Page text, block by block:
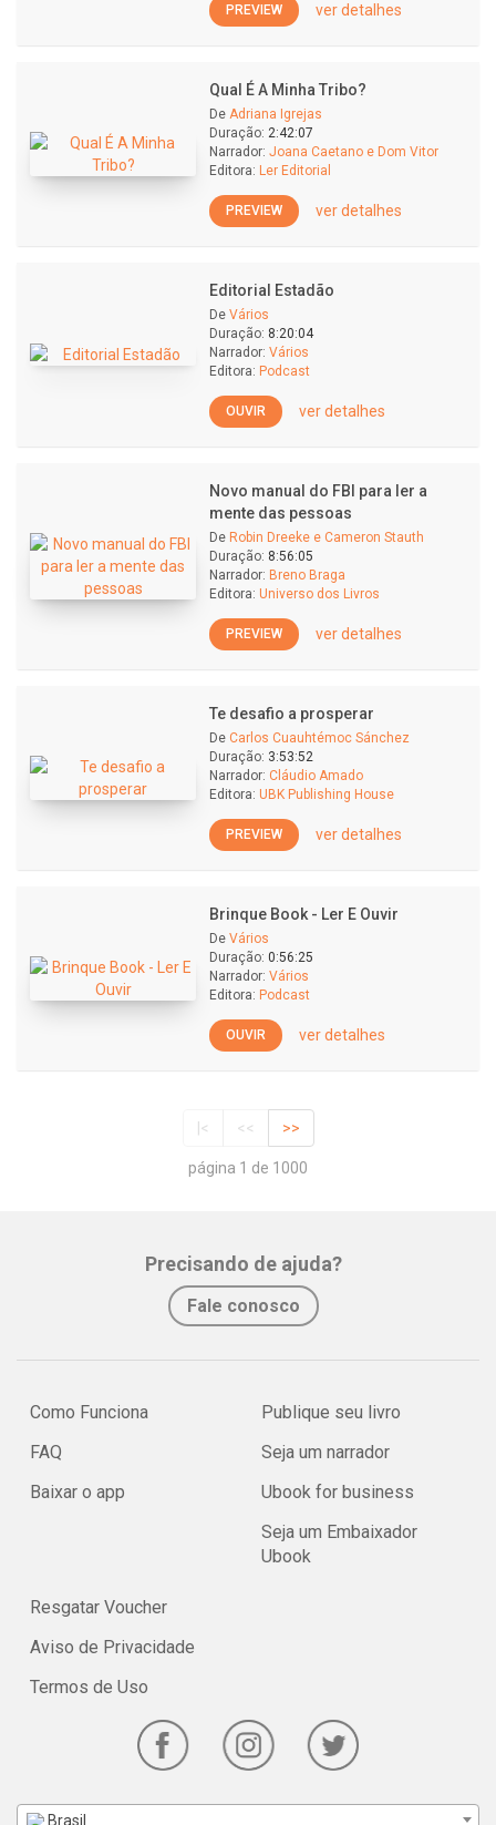
PREVIEW ver detalhes
Qual É A Minha Tribo?
De Adriana Igrejas
Duração: 2:42:07
Narrador: Joana Caetano e Dom Vitor
Editora: Ler Editorial
PREVIEW ver detalhes
Editorial Estadão
De Vários
Duração: 8:20:04
Narrador: Vários
Editora: Podcast
OUVIR ver detalhes
Novo manual do FBI para ler a
mente das pessoas
De Robin Dreeke e Cameron Stauth
Duração: 8:56:05
Narrador: Breno Braga
Editora: Universo dos Livros
PREVIEW ver detalhes
Te desafio a prosperar
De Carlos Cuauhtémoc Sánchez
Duração: 3:53:52
Narrador: Cláudio Amado
Editora: UBK Publishing House
PREVIEW ver detalhes
Brinque Book - Ler E Ouvir
De Vários
Duração: 0:56:25
Narrador: Vários
Editora: Podcast
OUVIR ver detalhes
|< << >>
página 1 de 1000
Precisando de ajuda?
Fale conosco
Como Funciona
FAQ
Baixar o app
Publique seu livro
Seja um narrador
Ubook for business
Seja um Embaixador
Ubook
Resgatar Voucher
Aviso de Privacidade
Termos de Uso
Brasil